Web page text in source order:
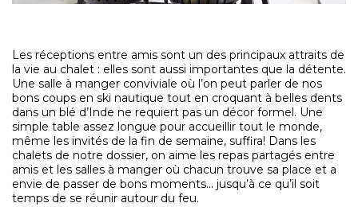
Les réceptions entre amis sont un des principaux attraits de
la vie au chalet : elles sont aussi importantes que la détente.
Une salle à manger conviviale où l’on peut parler de nos
bons coups en ski nautique tout en croquant à belles dents
dans un blé d’Inde ne requiert pas un décor formel. Une
simple table assez longue pour accueillir tout le monde,
même les invités de la fin de semaine, suffira! Dans les
chalets de notre dossier, on aime les repas partagés entre
amis et les salles à manger où chacun trouve sa place et a
envie de passer de bons moments… jusqu’à ce qu’il soit
temps de se réunir autour du feu.